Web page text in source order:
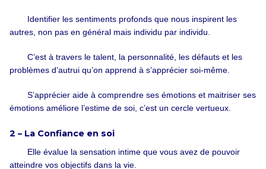
Identifier les sentiments profonds que nous inspirent les
autres, non pas en général mais individu par individu.
C’est à travers le talent, la personnalité, les défauts et les
problèmes d’autrui qu’on apprend à s’apprécier soi-même.
S’apprécier aide à comprendre ses émotions et maitriser ses
émotions améliore l’estime de soi, c’est un cercle vertueux.
2 – La Confiance en soi
Elle évalue la sensation intime que vous avez de pouvoir
atteindre vos objectifs dans la vie.